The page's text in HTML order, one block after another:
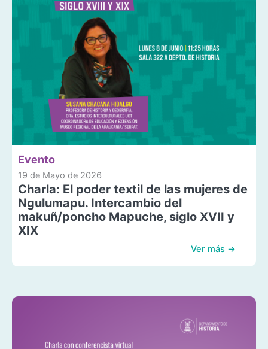
Evento
19 de Mayo de 2026
Charla: El poder textil de las mujeres de
Ngulumapu. Intercambio del
makuñ/poncho Mapuche, siglo XVII y
XIX
Ver más →